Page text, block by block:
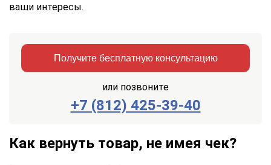
ваши интересы.
Получите бесплатную консультацию
или позвоните
+7 (812) 425-39-40
Заказать
Как вернуть товар, не имея чек?